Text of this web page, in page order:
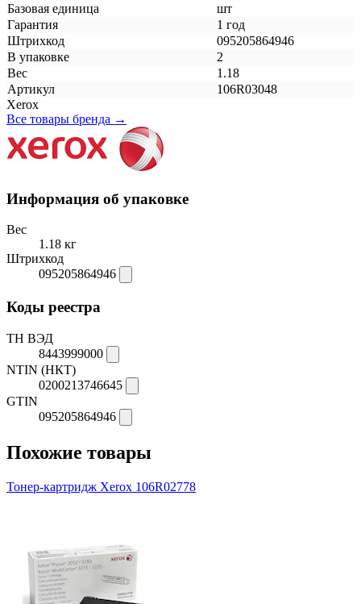
Базовая единица
шт
Гарантия
1 год
Штрихкод
095205864946
В упаковке
2
Вес
1.18
Артикул
106R03048
Xerox
Все товары бренда →
Информация об упаковке
Вес
1.18 кг
Штрихкод
095205864946
Коды реестра
ТН ВЭД
8443999000
NTIN (НКТ)
0200213746645
GTIN
095205864946
Похожие товары
Тонер-картридж Xerox 106R02778